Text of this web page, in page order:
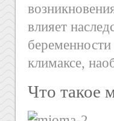
влияет
климаксе,
Что такое